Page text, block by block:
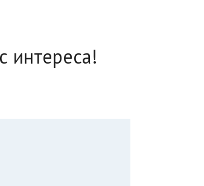
интереса!